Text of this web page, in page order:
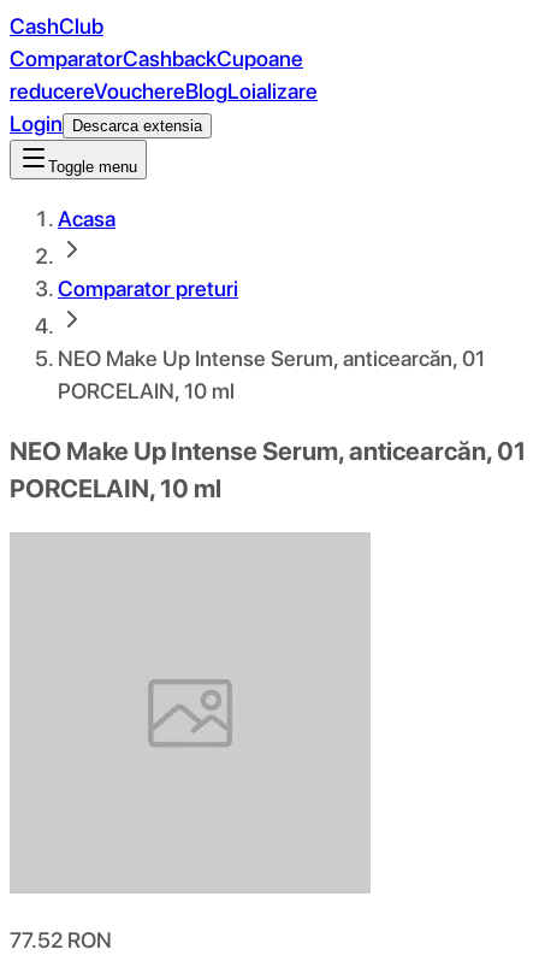
CashClub
ComparatorCashbackCupoane
reducereVouchereBlogLoializare
Login
Descarca extensia
Toggle menu
Acasa
Comparator preturi
NEO Make Up Intense Serum, anticearcăn, 01
PORCELAIN, 10 ml
NEO Make Up Intense Serum, anticearcăn, 01
PORCELAIN, 10 ml
77.52 RON